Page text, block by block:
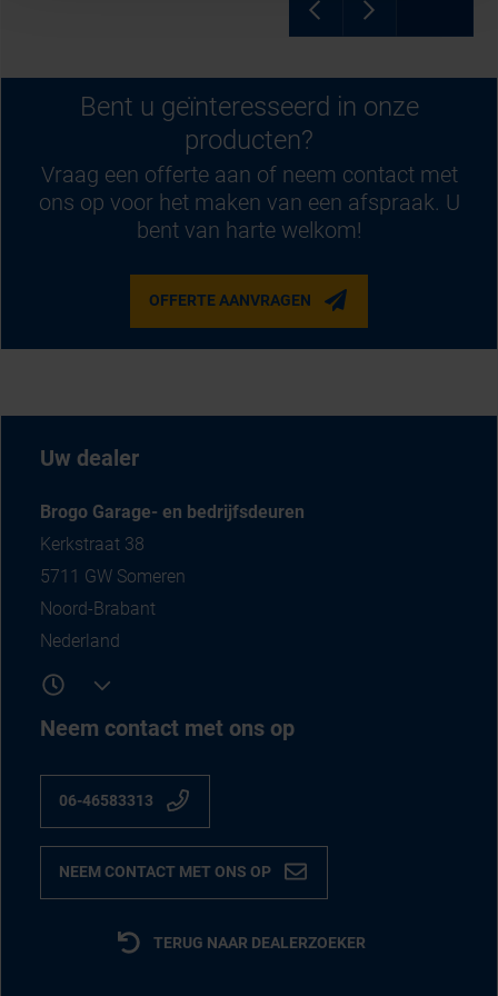
Bent u geïnteresseerd in onze
producten?
Vraag een offerte aan of neem contact met
ons op voor het maken van een afspraak. U
bent van harte welkom!
OFFERTE AANVRAGEN
Uw dealer
Brogo Garage- en bedrijfsdeuren
Kerkstraat 38
5711 GW Someren
Noord-Brabant
Nederland
Neem contact met ons op
06-46583313
NEEM CONTACT MET ONS OP
TERUG NAAR DEALERZOEKER